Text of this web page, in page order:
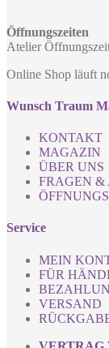
Öffnungszeiten
Atelier
Online Shop läuft
Wunsch Traum
KONTAKT
MAGAZIN
ÜBER UNS
FRAGEN &
Service
MEIN
FÜR
VERSAND